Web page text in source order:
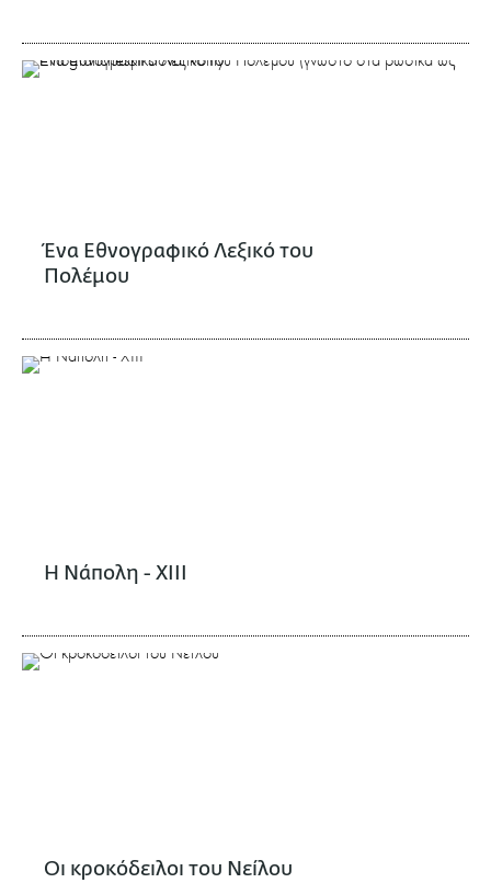
Ένα Εθνογραφικό Λεξικό του
Πολέμου
Η Νάπολη - XIII
Οι κροκόδειλοι του Νείλου